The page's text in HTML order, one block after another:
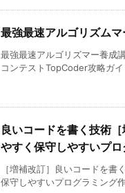
最強最速アルゴリズム
最強最速アルゴリズマー養成
コンテストTopCoder攻略ガ
良いコードを書く技術
やすく保守しやすいプ
［増補改訂］良いコードを書
保守しやすいプログラミング